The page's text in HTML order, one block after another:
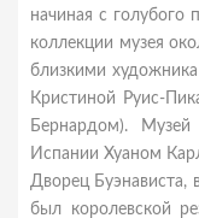
начиная с голубого
коллекции музея
близкими
Кристиной Руис-
Бернардом).
Испании Хуаном
Дворец Буэнависта,
был королевской